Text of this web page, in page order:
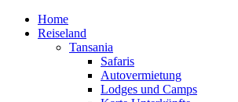
Home
Reiseland
Tansania
Safaris
Autovermietung
Lodges und Camps